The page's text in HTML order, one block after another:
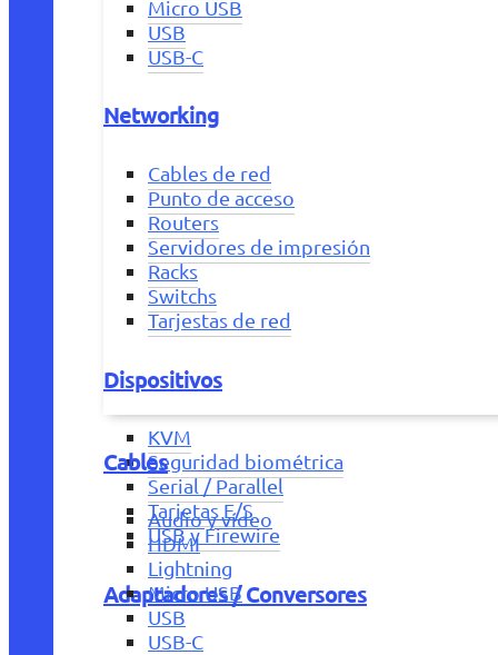
Micro USB
USB
USB-C
Networking
Cables de red
Punto de acceso
Routers
Servidores de impresión
Racks
Switchs
Tarjestas de red
Dispositivos
KVM
Seguridad biométrica
Serial / Parallel
Tarjetas E/S
USB y Firewire
Adaptadores / Conversores
Cables
Audio y vídeo
HDMI
Lightning
Micro USB
USB
USB-C